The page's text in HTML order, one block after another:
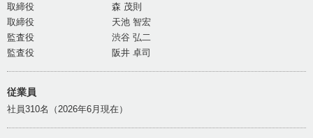
取締役
森 茂則
取締役
天池 智宏
監査役
渋谷 弘二
監査役
阪井 卓司
従業員
社員310名（2026年6月現在）